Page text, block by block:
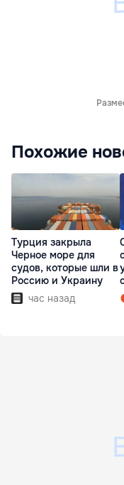
Похожие
Турция закрыла
Черное море для
судов, которые шли в
Россию и Украину
час назад